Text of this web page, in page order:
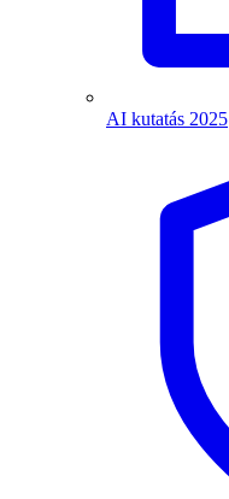
AI kutatás 2025